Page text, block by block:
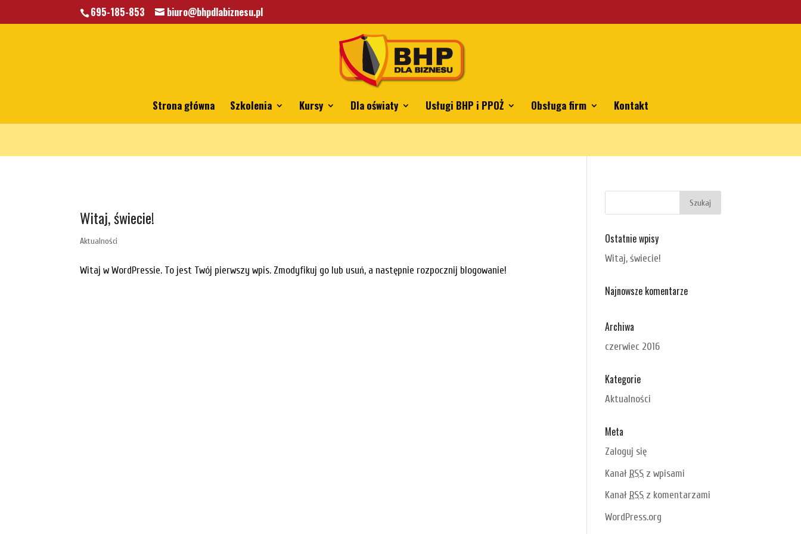
Warning: A non-numeric value encountered in/home/klient.dhosting.pl/mkkrawczyk/bhpdlabiznesu.pl/public_html/wp-content/themes/bhp/functions.phpon line5806
695-185-853 biuro@bhpdlabiznesu.pl
Strona główna Szkolenia Kursy Dla oświaty Usługi BHP i PPOŻ Obsługa firm Kontakt
Witaj, świecie!
Aktualności
Witaj w WordPressie. To jest Twój pierwszy wpis. Zmodyfikuj go lub usuń, a następnie rozpocznij blogowanie!
Ostatnie wpisy
Witaj, świecie!
Najnowsze komentarze
Archiwa
czerwiec 2016
Kategorie
Aktualności
Meta
Zaloguj się
Kanał RSS z wpisami
Kanał RSS z komentarzami
WordPress.org